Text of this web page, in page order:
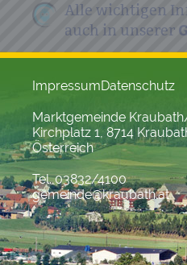
Alle wichtigen
auch in unserer
ImpressumDatenschutz
Marktgemeinde
Kirchplatz 1, 8714
Österreich
Tel. 03832/4100
gemeinde@kraubath.at